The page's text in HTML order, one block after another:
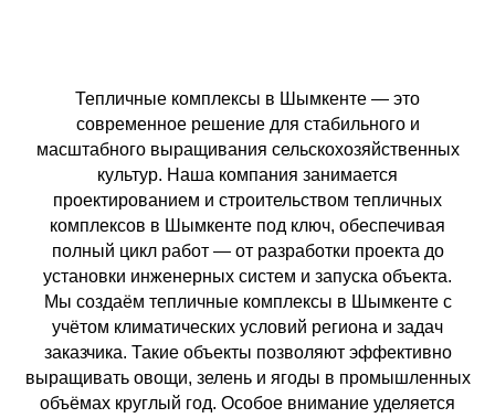
Тепличные комплексы в Шымкенте — это
современное решение для стабильного и
масштабного выращивания сельскохозяйственных
культур. Наша компания занимается
проектированием и строительством тепличных
комплексов в Шымкенте под ключ, обеспечивая
полный цикл работ — от разработки проекта до
установки инженерных систем и запуска объекта.
Мы создаём тепличные комплексы в Шымкенте с
учётом климатических условий региона и задач
заказчика. Такие объекты позволяют эффективно
выращивать овощи, зелень и ягоды в промышленных
объёмах круглый год. Особое внимание уделяется